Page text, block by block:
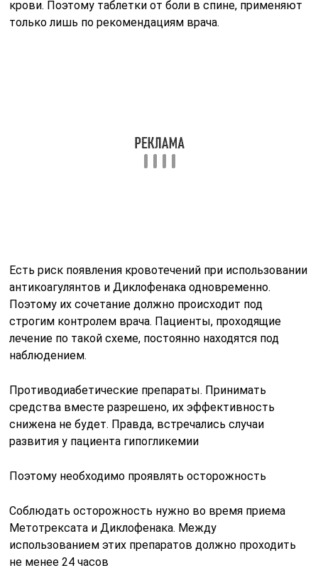
крови. Поэтому таблетки от боли в спине, применяют
только лишь по рекомендациям врача.
Есть риск появления кровотечений при использовании
антикоагулянтов и Диклофенака одновременно.
Поэтому их сочетание должно происходит под
строгим контролем врача. Пациенты, проходящие
лечение по такой схеме, постоянно находятся под
наблюдением.
Противодиабетические препараты. Принимать
средства вместе разрешено, их эффективность
снижена не будет. Правда, встречались случаи
развития у пациента гипогликемии
Поэтому необходимо проявлять осторожность
Соблюдать осторожность нужно во время приема
Метотрексата и Диклофенака. Между
использованием этих препаратов должно проходить
не менее 24 часов